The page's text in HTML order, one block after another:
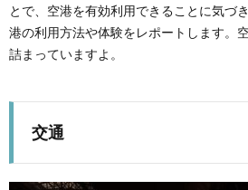
とで、空港を有効利用できることに気づ
港の利用方法や体験をレポートします。
詰まっていますよ。
交通